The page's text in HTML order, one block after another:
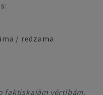
/ redzama
faktiskajām vērtībām,